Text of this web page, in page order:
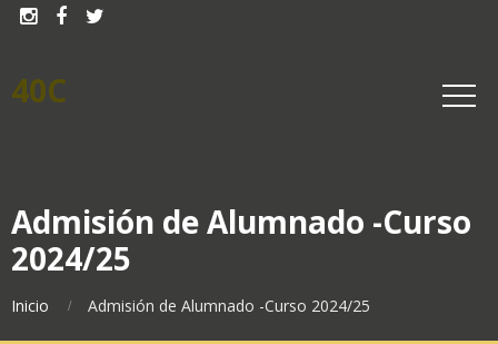
  
40C
Admisión de Alumnado -Curso
2024/25
Inicio Admisión de Alumnado -Curso 2024/25